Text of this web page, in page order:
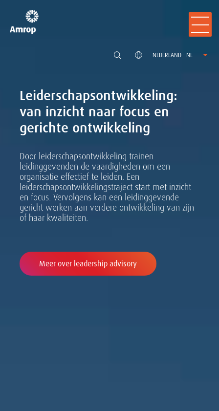
NEDERLAND - NL
Leiderschapsontwikkeling:
van inzicht naar focus en
gerichte ontwikkeling
Door leiderschapsontwikkeling trainen
leidinggevenden de vaardigheden om een
organisatie effectief te leiden. Een
leiderschapsontwikkelingstraject start met inzicht
en focus. Vervolgens kan een leidinggevende
gericht werken aan verdere ontwikkeling van zijn
of haar kwaliteiten.
Meer over leadership advisory